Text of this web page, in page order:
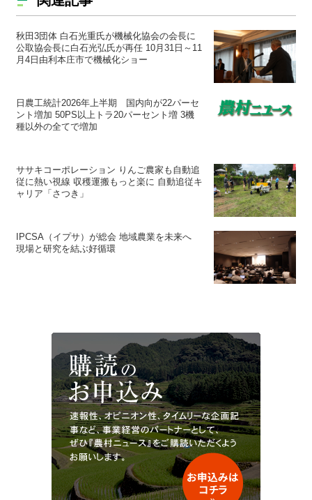
秋田3団体 白石光重氏が機械化協会の会長に
公取協会長に白石光弘氏が再任 10月31日～11
月4日由利本庄市で機械化ショー
日農工統計2026年上半期 国内向が22パーセ
ント増加 50PS以上トラ20パーセント増 3機
種以外の全てで増加
ササキコーポレーション りんご農家も自動追
従に熱い視線 収穫運搬もっと楽に 自動追従キ
ャリア「さつき」
IPCSA（イプサ）が総会 地域農業を未来へ
現場と研究を結ぶ好循環